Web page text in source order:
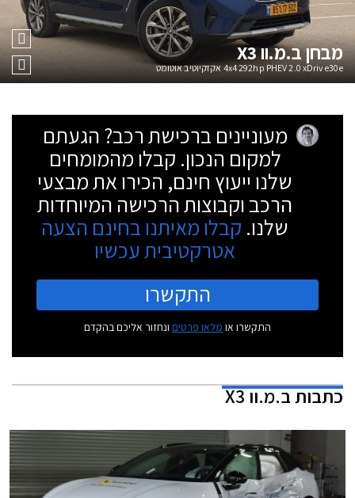
מבחןב.מ.וו X3
4x4 292hp PHEV 2.0 xDrive30e אקזקיוטיב אוטומט
מעוניינים ברכישת רכב? הגעתם
למקום הנכון. קבלו מהמומחים
שלנו ייעוץ חינם, הכירו את מבצעי
הרכב וקבוצות הרכישה המיוחדות
שלנו. קבלו מאיתנו בחינם הצעה
אטרקטיבית עכשיו
התקשרו
התקשרו או מלאו פרטים ונחזור אליכם בהקדם
כתבותב.מ.וו X3